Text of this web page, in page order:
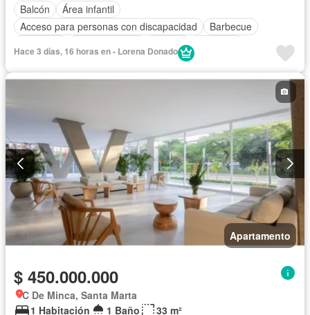
Balcón
Área infantil
Acceso para personas con discapacidad
Barbecue
Jacuzzi
Seguridad privada
Piscina
Agua
Hace 3 días, 16 horas en - Lorena Donado
Apartamento
$ 450.000.000
C De Minca, Santa Marta
1 Habitación
1 Baño 33 m²